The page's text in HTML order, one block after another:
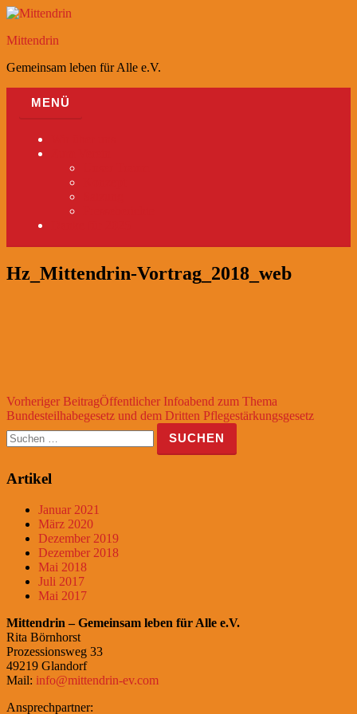
Zum
springen
Mittendrin
Gemeinsam leben für Alle e.V.
MENÜ
Hz_Mittendrin-Vortrag_2018_web
Beitragsnavigation
Vorheriger BeitragÖffentlicher Infoabend zum Thema
Bundesteilhabegesetz und dem Dritten Pflegestärkungsgesetz
Suchen
nach:
Artikel
Januar 2021
März 2020
Dezember 2019
Dezember 2018
Mai 2018
Juli 2017
Mai 2017
Mittendrin – Gemeinsam leben für Alle e.V.
Rita Börnhorst
Prozessionsweg 33
49219 Glandorf
Mail: info@mittendrin-ev.com
Ansprechpartner: